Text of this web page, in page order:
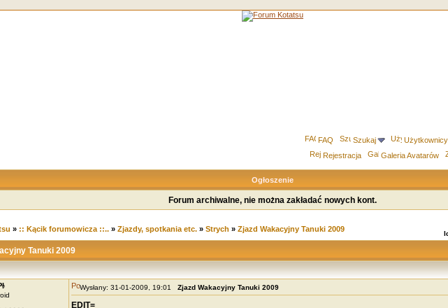
FAQ Szukaj Użytkownicy
Rejestracja
Galeria Avatarów
Ogłoszenie
Forum archiwalne, nie można zakładać nowych kont.
» :: Kącik forumowicza ::..» Zjazdy, spotkania etc.» Strych » Zjazd Wakacyjny Tanuki 2009
Tanuki 2009
Wysłany: 31-01-2009, 19:01 Zjazd Wakacyjny Tanuki 2009
EDIT=